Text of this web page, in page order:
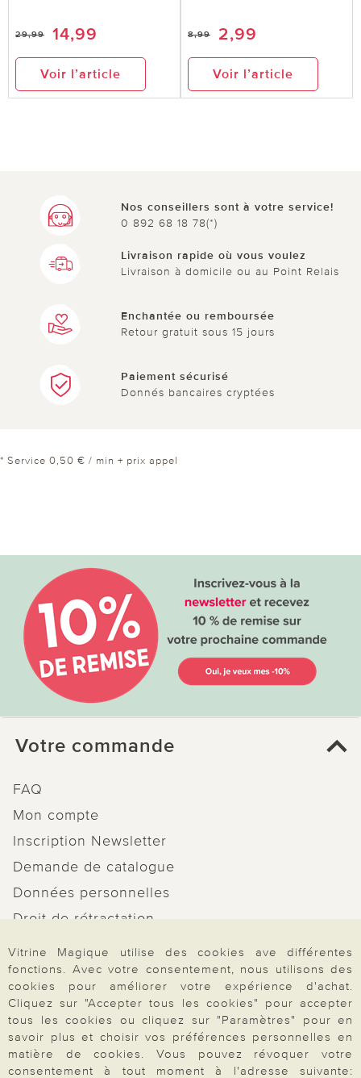
29,99 14,99
Voir l’article
8,99 2,99
Voir l’article
Nos conseillers sont à votre service!
0 892 68 18 78(*)
Livraison rapide où vous voulez
Livraison à domicile ou au Point Relais
Enchantée ou remboursée
Retour gratuit sous 15 jours
Paiement sécurisé
Donnés bancaires cryptées
* Service 0,50 € / min + prix appel
Votre commande
FAQ
Mon compte
Inscription Newsletter
Demande de catalogue
Données personnelles
Droit de rétractation
Rétractation
Paiement & Livraison
Vitrine Magique utilise des cookies ave différentes
fonctions. Avec votre consentement, nous utilisons des
cookies pour améliorer votre expérience d'achat.
Cliquez sur "Accepter tous les cookies" pour accepter
tous les cookies ou cliquez sur "Paramètres" pour en
savoir plus et choisir vos préférences personnelles en
matière de cookies. Vous pouvez révoquer votre
consentement à tout moment à l'adresse suivante: